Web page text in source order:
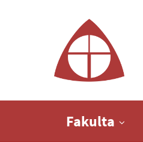
Fakulta